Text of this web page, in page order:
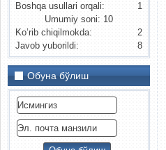
Boshqa usullari orqali:
1
Umumiy soni: 10
Ko’rib chiqilmokda:
2
Javob yuborildi:
8
Обуна бўлиш